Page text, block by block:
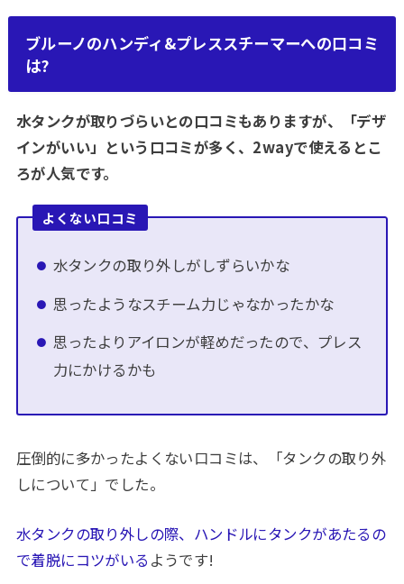
ブルーノのハンディ&プレススチーマーへの口コミ
は?
水タンクが取りづらいとの口コミもありますが、「デザ
インがいい」という口コミが多く、2wayで使えるとこ
ろが人気です。
よくない口コミ
水タンクの取り外しがしずらいかな
思ったようなスチーム力じゃなかったかな
思ったよりアイロンが軽めだったので、プレス
力にかけるかも
圧倒的に多かったよくない口コミは、「タンクの取り外
しについて」でした。
水タンクの取り外しの際、ハンドルにタンクがあたるの
で着脱にコツがいる ようです!